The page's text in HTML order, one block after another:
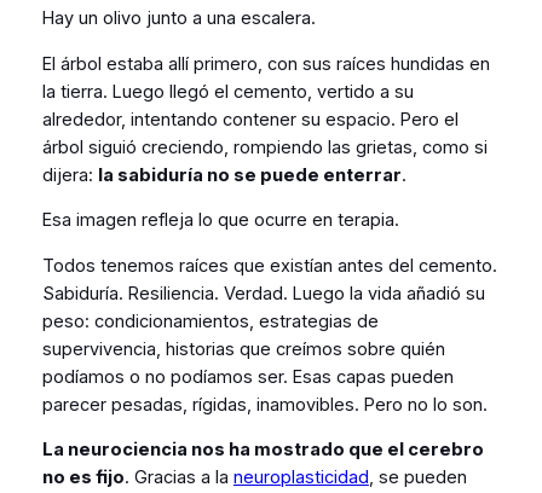
Hay un olivo junto a una escalera.
El árbol estaba allí primero, con sus raíces hundidas en
la tierra. Luego llegó el cemento, vertido a su
alrededor, intentando contener su espacio. Pero el
árbol siguió creciendo, rompiendo las grietas, como si
dijera: la sabiduría no se puede enterrar.
Esa imagen refleja lo que ocurre en terapia.
Todos tenemos raíces que existían antes del cemento.
Sabiduría. Resiliencia. Verdad. Luego la vida añadió su
peso: condicionamientos, estrategias de
supervivencia, historias que creímos sobre quién
podíamos o no podíamos ser. Esas capas pueden
parecer pesadas, rígidas, inamovibles. Pero no lo son.
La neurociencia nos ha mostrado que el cerebro
no es fijo. Gracias a la neuroplasticidad , se pueden